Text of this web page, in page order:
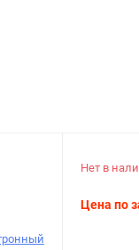
Нет в
Цена по